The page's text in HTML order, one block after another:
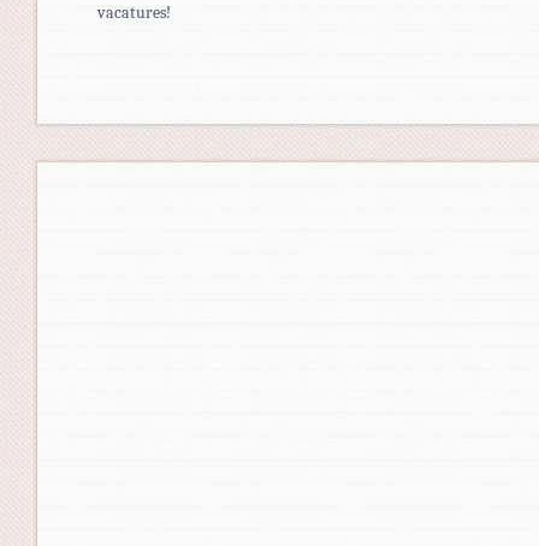
vacatures!